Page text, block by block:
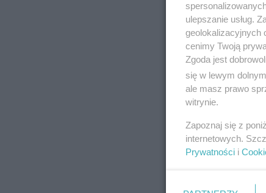
ulepszanie usług.
geolokalizacyjnych
cenimy Twoją
Zgoda jest
się w lewym
ale masz prawo
witrynie.
Zapoznaj się z
internetowych.
Prywatności i